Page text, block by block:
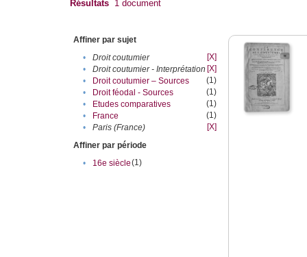
Résultats 1 document
Affiner par sujet
•
Droit coutumier
[X]
•
Droit coutumier - Interprétation [X]
•
Droit coutumier – Sources
(1)
•
Droit féodal - Sources
(1)
•
Etudes comparatives
(1)
•
France
(1)
•
Paris (France)
[X]
Affiner par période
•
16e siècle(1)